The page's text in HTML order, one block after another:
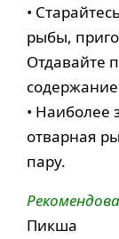
•
рыбы,
Отдавайте
• Наиболее
отварная
пару.
Пикша